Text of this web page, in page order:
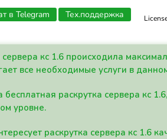
в Telegram Тех.поддержка
кс 1.6 происходила
все необходимые услуги в
раскрутка сервера кс
уровне.
раскрутка сервера кс 1.6